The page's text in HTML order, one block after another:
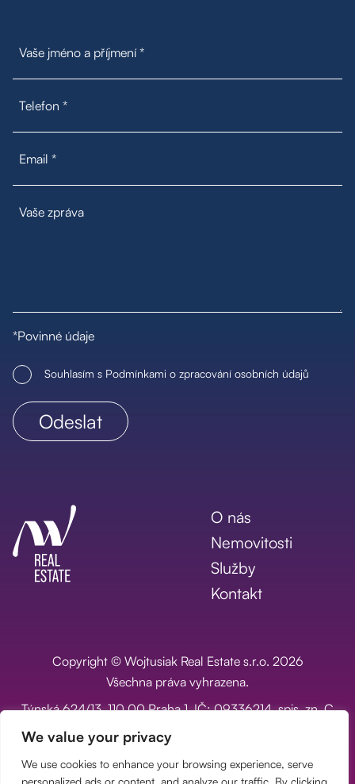
We value your privacy
We use cookies to enhance your browsing experience, serve
personalized ads or content, and analyze our traffic. By clicking
*Povinné údaje
Souhlasím s Podmínkami o zpracování osobních údajů
O nás
Nemovitosti
Služby
Kontakt
Copyright © Wojtusiak Real Estate s.r.o. 2026
Všechna práva vyhrazena.
Týnská 624/13, 110 00 Praha 1, IČ: 09336214, spis. zn. C
334693 vedená u Městského soudu v Praze
Poptávka na míru
GDPR